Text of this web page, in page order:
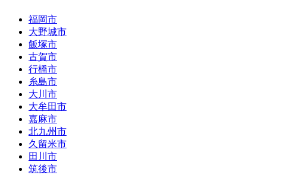
福岡市
大野城市
飯塚市
古賀市
行橋市
糸島市
大川市
大牟田市
嘉麻市
北九州市
久留米市
田川市
筑後市